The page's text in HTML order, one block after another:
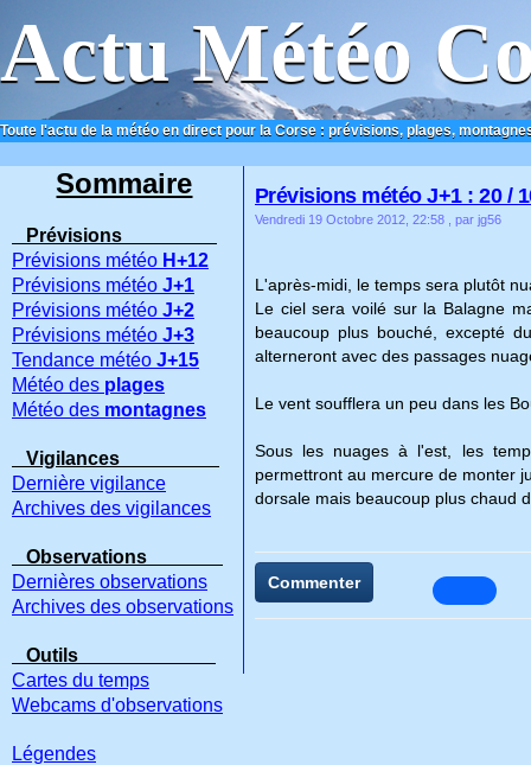
Actu Météo
Toute l'actu de la météo en direct pour la Corse : prévisions, plages,
ACCUEIL CONTACT
Prévisions météo J+1 : 20 /
Vendredi 19 Octobre 2012, 22:58 , par jg56
L'après-midi, le temps sera plutôt
Le ciel sera voilé sur la Balagne
beaucoup plus bouché, excepté
alterneront avec des passages
Le vent soufflera un peu dans les
Sous les nuages à l'est, les
permettront au mercure de monter
dorsale mais beaucoup plus chaud
Commenter
Sommaire
Prévisions
Prévisions météo H+12
Prévisions météo J+1
Prévisions météo J+2
Prévisions météo J+3
Tendance météo J+15
Météo des plages
Météo des montagnes
Vigilances
Dernière vigilance
Archives des vigilances
Observations
Dernières observations
Archives des observations
Outils
Cartes du temps
Webcams d'observations
Légendes